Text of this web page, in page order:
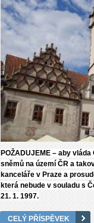
POŽADUJEME – aby
sněmů na území ČR a
kanceláře v Praze a
která nebude v souladu s
21. 1. 1997.
CELÝ PŘÍSPĚVEK